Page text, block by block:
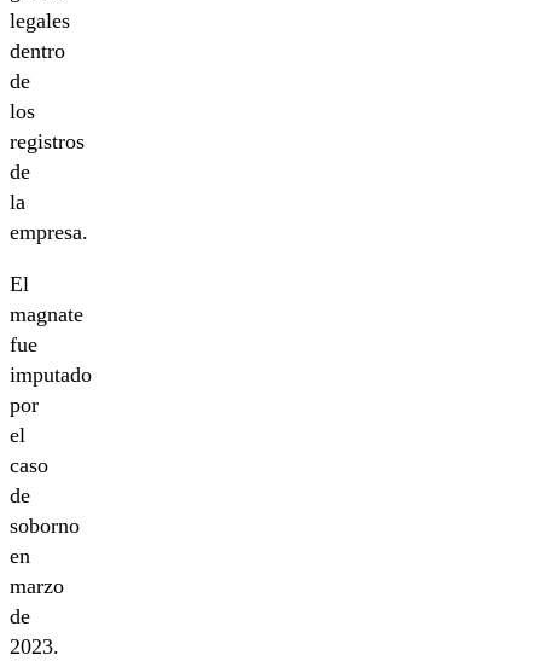
legales
dentro
de
los
registros
de
la
empresa.
El
magnate
fue
imputado
por
el
caso
de
soborno
en
marzo
de
2023.